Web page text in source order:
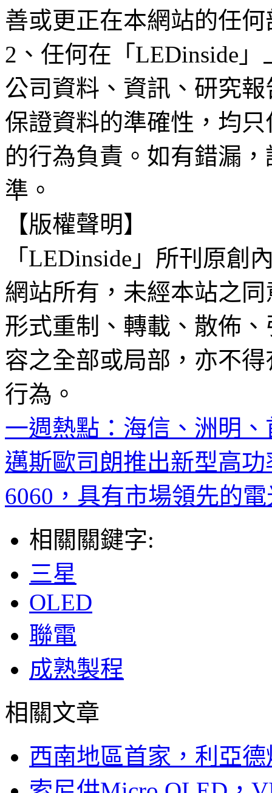
善或更正在本網站的任
2、任何在「LEDinside
公司資料、資訊、研究
保證資料的準確性，均
的行為負責。如有錯漏
準。
【版權聲明】
「LEDinside」所刊原創
網站所有，未經本站之
形式重制、轉載、散佈
容之全部或局部，亦不
行為。
一週熱點：海信、洲明
邁斯歐司朗推出新型高
6060，具有市場領先的
相關關鍵字:
三星
OLED
聯電
成熟製程
相關文章
西南地區首家，利亞